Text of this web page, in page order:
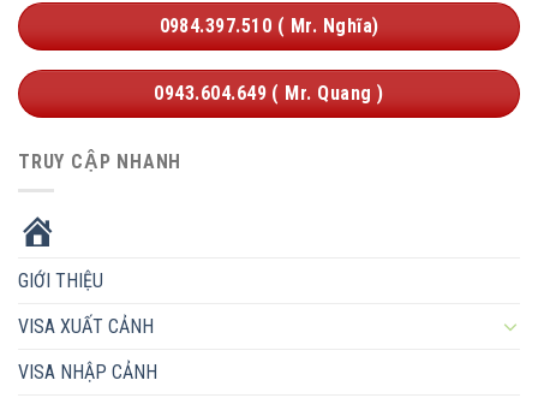
0984.397.510 ( Mr. Nghĩa)
0943.604.649 ( Mr. Quang )
TRUY CẬP NHANH
GIỚI THIỆU
VISA XUẤT CẢNH
VISA NHẬP CẢNH